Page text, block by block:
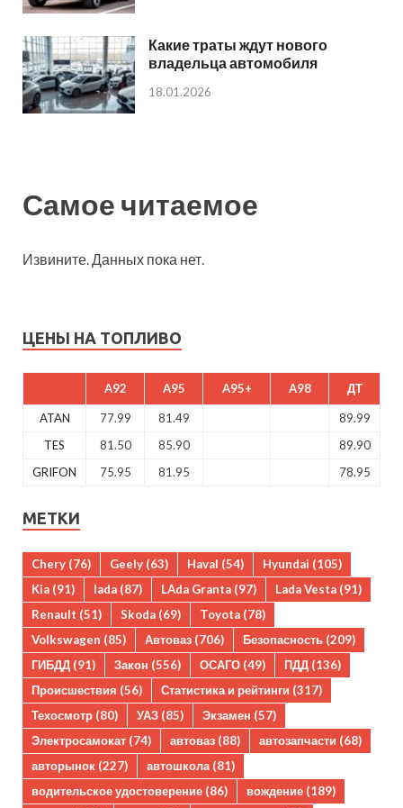
Какие траты ждут нового
владельца автомобиля
18.01.2026
Самое читаемое
Извините. Данных пока нет.
ЦЕНЫ НА ТОПЛИВО
A92 A95 A95+ A98 ДТ
ATAN 77.99 81.49
89.99
TES
81.50 85.90
89.90
GRIFON
75.95 81.95 78.95
МЕТКИ
Chery (76) Geely (63) Haval (54) Hyundai (105)
Kia (91) lada (87) LAda Granta (97) Lada Vesta (91)
Renault (51) Skoda (69) Toyota (78)
Volkswagen (85) Автоваз (706) Безопасность (209)
ГИБДД (91) Закон (556) ОСАГО (49) ПДД (136)
Происшествия (56) Статистика и рейтинги (317)
Техосмотр (80) УАЗ (85) Экзамен (57)
Электросамокат (74) автоваз (88) автозапчасти (68)
авторынок (227) автошкола(81)
водительское удостоверение (86) вождение (189)